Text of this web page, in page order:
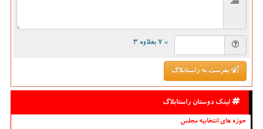
= ۷ بعلاوه ۳
بفرست به راستابلاگ
لینک دوستان راستابلاگ
حوزه های انتخابیه مجلس